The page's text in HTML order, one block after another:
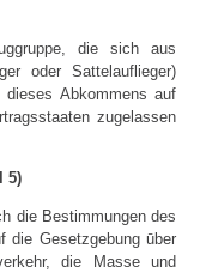
die sich aus
oder Sattelauflieger)
dieses Abkommens auf
zugelassen
5)
die Bestimmungen des
die Gesetzgebung ūber
die Masse und